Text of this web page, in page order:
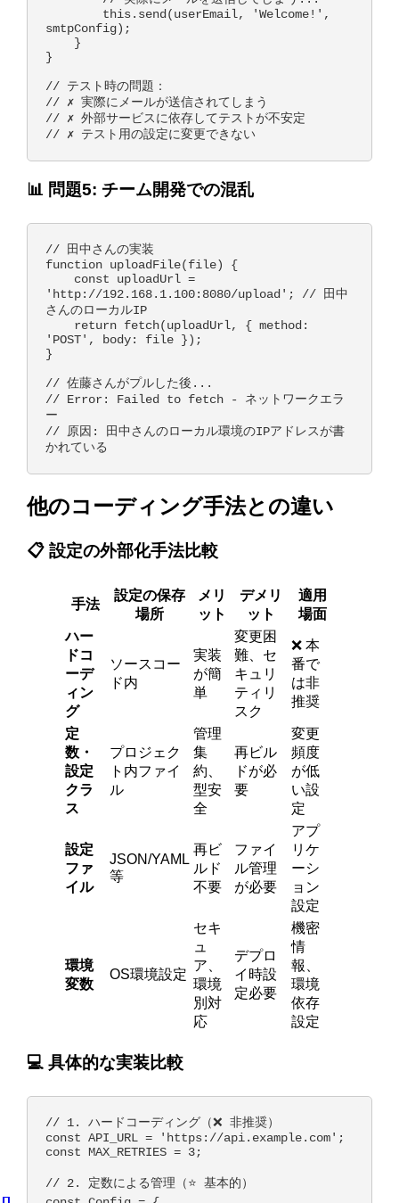
smtpConfig);
}
// テスト時の問題：
// ✗ 実際にメールが送信されてしまう
// ✗ 外部サービスに依存してテストが不安定
📊 問題5: チーム開発での混乱
// 田中さんの実装
function uploadFile(file) {
'http://192.168.1.100:8080/upload'; // 田中
さんのローカルIP
'POST', body: file });
}
// 佐藤さんがプルした後...
// Error: Failed to fetch - ネットワークエラ
ー
// 原因: 田中さんのローカル環境のIPアドレスが書
他のコーディング手法との違い
📋 設定の外部化手法比較
手法
設定の保存
場所
メリ
ット
デメリ
ット
適用
場面
ハー
ドコ
ーデ
ィン
グ
ソースコー
ド内
実装
が簡
単
変更困
難、セ
キュリ
ティリ
スク
❌ 本
番で
は非
推奨
定
数・
設定
クラ
ス
プロジェク
ト内ファイ
ル
管理
集
約、
型安
全
再ビル
ドが必
要
変更
頻度
が低
い設
定
設定
ファ
イル
JSON/YAML
等
再ビ
ルド
不要
ファイ
ル管理
が必要
アプ
リケ
ーシ
ョン
設定
環境
変数
OS環境設定
セキ
ュ
ア、
環境
別対
応
デプロ
イ時設
定必要
機密
情
報、
環境
依存
設定
💻 具体的な実装比較
// 1. ハードコーディング（❌ 非推奨）
const API_URL = 'https://api.example.com';
const MAX_RETRIES = 3;
// 2. 定数による管理（⭐ 基本的）